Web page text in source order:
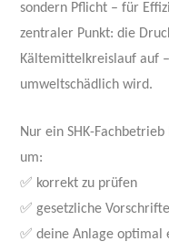
sondern Pflicht – für
zentraler Punkt: die
Kältemittelkreislauf auf
umweltschädlich wird.
Nur ein SHK-
um:
✅ korrekt zu prüfen
✅ gesetzliche
✅ deine Anlage optimal